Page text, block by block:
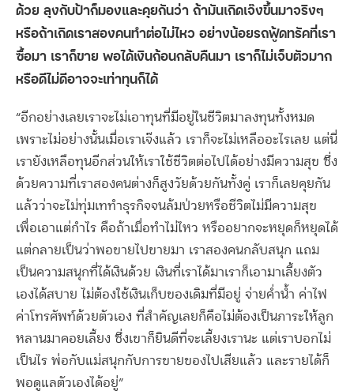
ด้วย ลุงกับป้าก็มองและคุยกันว่า ถ้ามันเกิดเจ๊งขึ้นมาจริงๆ
หรือถ้าเกิดเราสองคนทำต่อไม่ไหว อย่างน้อยรถฟู้ดทรัคที่เรา
ซื้อมา เราก็ขาย พอได้เงินก้อนกลับคืนมา เราก็ไม่เจ็บตัวมาก
หรือดีไม่ดีอาจจะเท่าทุนก็ได้
“อีกอย่างเลยเราจะไม่เอาทุนที่มีอยู่ในชีวิตมาลงทุนทั้งหมด
เพราะไม่อย่างนั้นเมื่อเราเจ๊งแล้ว เราก็จะไม่เหลืออะไรเลย แต่นี่
เรายังเหลือทุนอีกส่วนให้เราใช้ชีวิตต่อไปได้อย่างมีความสุข ซึ่ง
ด้วยความที่เราสองคนต่างก็สูงวัยด้วยกันทั้งคู่ เราก็เลยคุยกัน
แล้วว่าจะไม่ทุ่มเททำธุรกิจจนล้มป่วยหรือชีวิตไม่มีความสุข
เพื่อเอาแต่กำไร คือถ้าเมื่อทำไม่ไหว หรืออยากจะหยุดก็หยุดได้
แต่กลายเป็นว่าพอขายไปขายมา เราสองคนกลับสนุก แถม
เป็นความสนุกที่ได้เงินด้วย เงินที่เราได้มาเราก็เอามาเลี้ยงตัว
เองได้สบาย ไม่ต้องใช้เงินเก็บของเดิมที่มีอยู่ จ่ายค่ำน้ำ ค่าไฟ
ค่าโทรศัพท์ด้วยตัวเอง ที่สำคัญเลยก็คือไม่ต้องเป็นภาระให้ลูก
หลานมาคอยเลี้ยง ซึ่งเขาก็ยินดีที่จะเลี้ยงเรานะ แต่เราบอกไม่
เป็นไร พ่อกับแม่สนุกกับการขายของไปเสียแล้ว และรายได้ก็
พอดูแลตัวเองได้อยู่”